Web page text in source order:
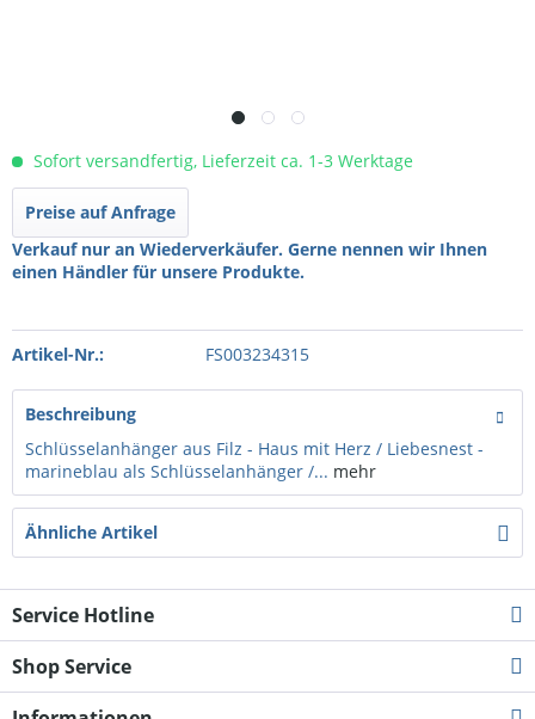
Sofort versandfertig, Lieferzeit ca. 1-3 Werktage
Preise auf Anfrage
Verkauf nur an Wiederverkäufer. Gerne nennen wir Ihnen
einen Händler für unsere Produkte.
Artikel-Nr.: FS003234315
Beschreibung
Schlüsselanhänger aus Filz - Haus mit Herz / Liebesnest -
marineblau als Schlüsselanhänger /... mehr
Ähnliche Artikel
Service Hotline
Shop Service